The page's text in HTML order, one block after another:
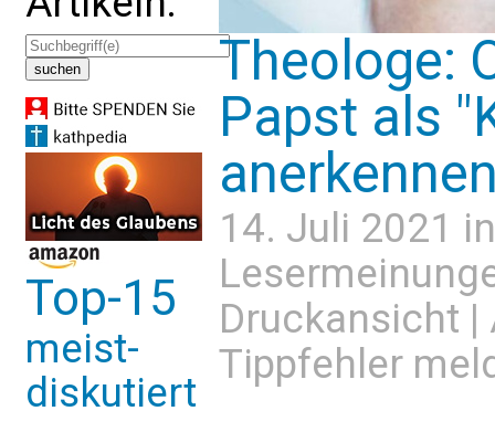
Top-15
meist-
diskutiert
Theologe:
Papst als
14. Juli 2021
Druckansicht |
Tippfehler